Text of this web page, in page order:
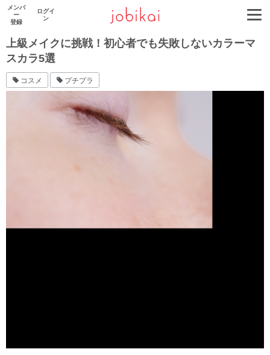
メンバ
ー
登録
ログイ
ン
上級メイクに挑戦！初心者でも失敗しないカラーマ
スカラ5選
コスメ プチプラ